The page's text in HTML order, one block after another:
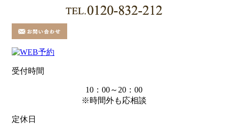
受付時間
10：00～20：00
※時間外も応相談
定休日